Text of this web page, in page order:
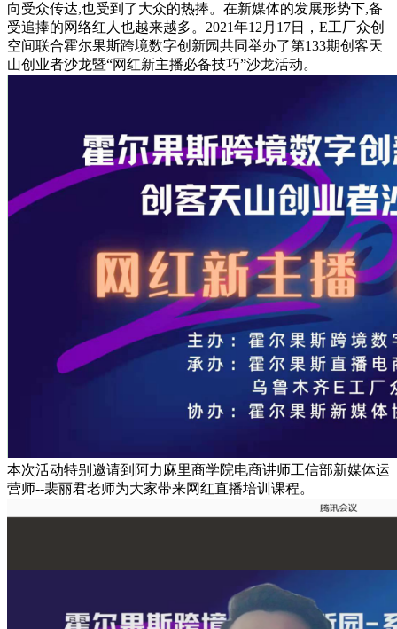
向受众传达,也受到了大众的热捧。在新媒体的发展形势下,备
受追捧的网络红人也越来越多。2021年12月17日，E工厂众创
空间联合霍尔果斯跨境数字创新园共同举办了第133期创客天
山创业者沙龙暨“网红新主播必备技巧”沙龙活动。
本次活动特别邀请到阿力麻里商学院电商讲师工信部新媒体运
营师--裴丽君老师为大家带来网红直播培训课程。